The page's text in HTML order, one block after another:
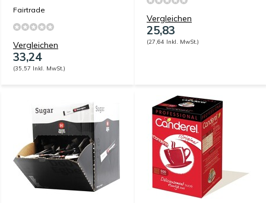
Fairtrade
Vergleichen
33,24
(35,57 Inkl. MwSt.)
Vergleichen
25,83
(27,64 Inkl. MwSt.)